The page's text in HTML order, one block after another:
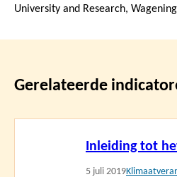
University and Research,
Gerelateerde
Inleiding tot
5 juli 2019